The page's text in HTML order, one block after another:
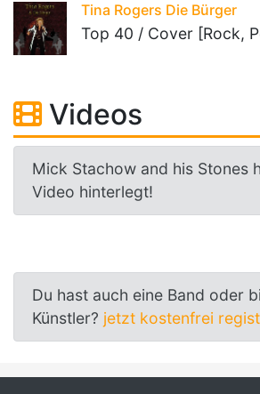
Tina Rogers Die Bürger
Top 40 / Cover [Rock,
Videos
Mick Stachow and his Stones
Video hinterlegt!
Du hast auch eine Band oder
Künstler? jetzt kostenfrei